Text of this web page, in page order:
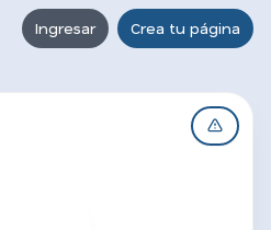
Ingresar Crea tu página